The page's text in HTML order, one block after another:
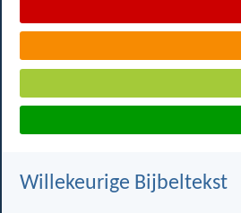
Willekeurige Bijbeltekst